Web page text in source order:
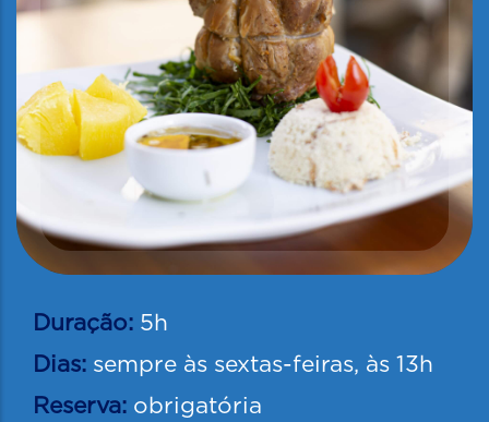
Duração: 5h
Dias: sempre às sextas-feiras, às 13h
Reserva: obrigatória